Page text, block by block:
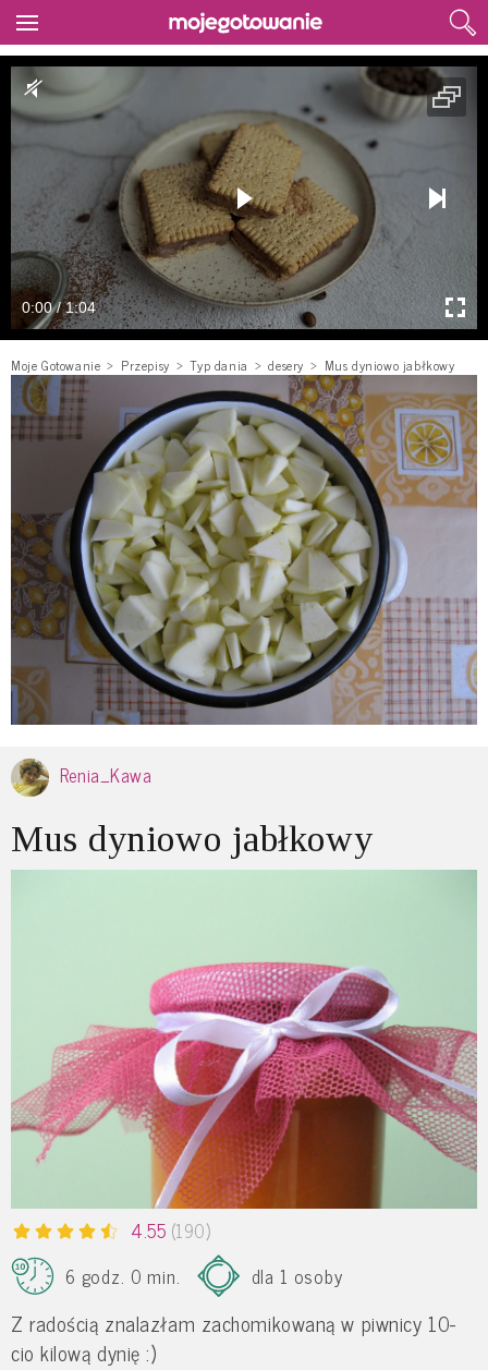
0:00 / 1:04
Moje Gotowanie Przepisy Typ dania desery Mus dyniowo jabłkowy
Renia_Kawa
Mus dyniowo jabłkowy
4.55 (190)
6 godz. 0 min.
dla 1 osoby
Z radością znalazłam zachomikowaną w piwnicy 10-
cio kilową dynię :)